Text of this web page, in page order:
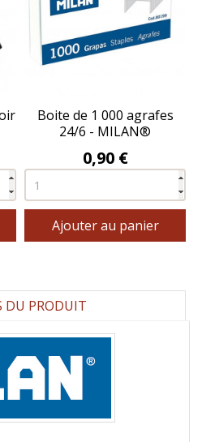
Boite de 1 000 agrafes
24/6 - MILAN®
Prix
0,90 €
Ajouter au panier
DU PRODUIT